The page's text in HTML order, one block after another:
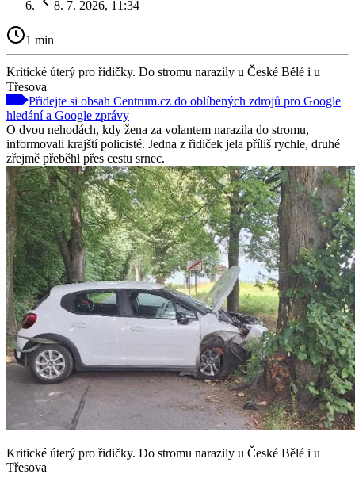
8. 7. 2026, 11:34
1 min
Kritické úterý pro řidičky. Do stromu narazily u České Bělé i u
Třesova
Přidejte si obsah Centrum.cz do oblíbených zdrojů pro Google
hledání a Google zprávy
O dvou nehodách, kdy žena za volantem narazila do stromu,
informovali krajští policisté. Jedna z řidiček jela příliš rychle, druhé
zřejmě přeběhl přes cestu srnec.
Kritické úterý pro řidičky. Do stromu narazily u České Bělé i u
Třesova